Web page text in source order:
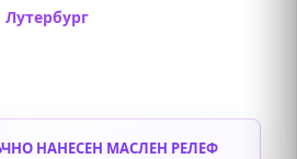
НАНЕСЕН МАСЛЕН РЕЛЕФ